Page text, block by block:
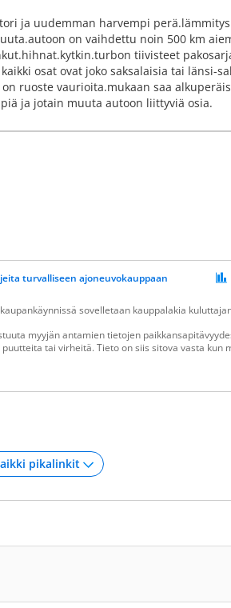
ja uudemman harvempi
on vaihdettu noin 500 km
tiivisteet
osat ovat joko saksalaisia tai länsi-
ruoste vaurioita.mukaan saa
ja jotain muuta autoon liittyviä osia.
turvalliseen ajoneuvokauppaan
sovelletaan kauppalakia
myyjän antamien tietojen
tai virheitä. Tieto on siis sitova vasta kun